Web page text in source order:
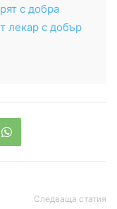
с добра
лекар с добър
Следваща статия